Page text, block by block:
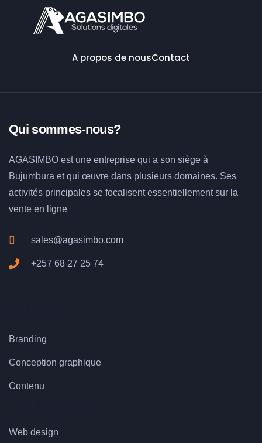
A propos de nousContact
Qui sommes-nous?
AGASIMBO est une entreprise qui a son siège à
Bujumbura et qui œuvre dans plusieurs domaines. Ses
activités principales se focalisent essentiellement sur la
vente en ligne
sales@agasimbo.com
+257 68 27 25 74
Branding
Conception graphique
Contenu
Web design